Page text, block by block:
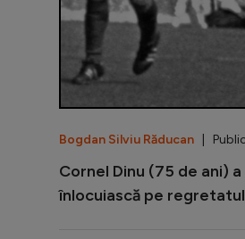
Bogdan Silviu Răducan |
Cornel Dinu (75 de ani)
înlocuiască pe